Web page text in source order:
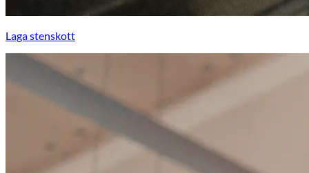
Laga stenskott